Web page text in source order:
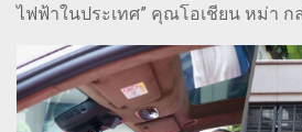
ไฟฟ้าในประเทศ” คุณโอเชียน หม่า ก